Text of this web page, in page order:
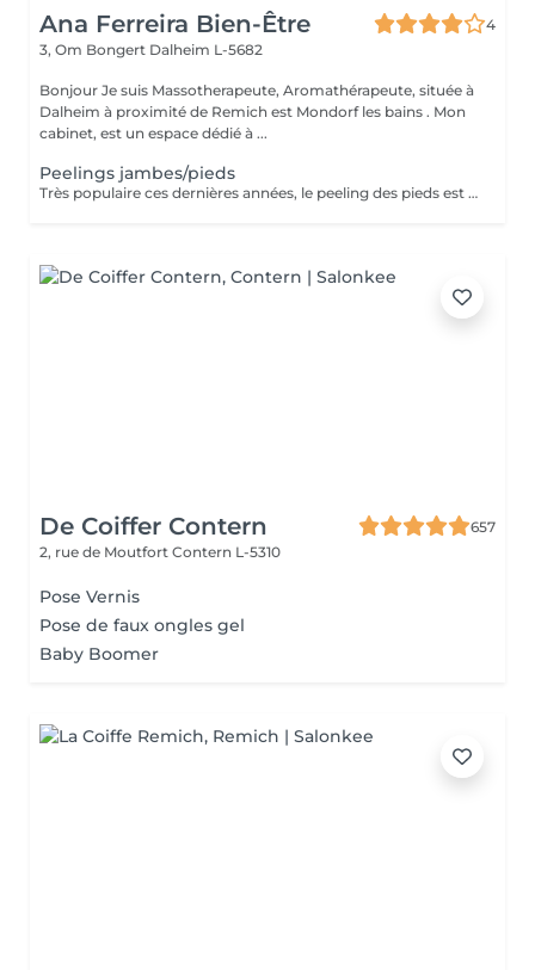
Ana Ferreira Bien-Être
4
3, Om Bongert Dalheim L-5682
Bonjour Je suis Massotherapeute, Aromathérapeute, située à
Dalheim à proximité de Remich est Mondorf les bains . Mon
cabinet, est un espace dédié à ...
Peelings jambes/pieds
Très populaire ces dernières années, le peeling des pieds est une alternative intéressante pour toutes les personnes souhaitant retrouver les pieds doux de leur enfance . Comment fonctionne ce soin ? Est-il réellement efficace ? Présente-t-il des risques ? Découvrez ici plus d'informations sur le peeling des pieds, un soin tendance pas comme les autres.
De Coiffer Contern
657
2, rue de Moutfort Contern L-5310
Pose Vernis
Pose de faux ongles gel
Baby Boomer